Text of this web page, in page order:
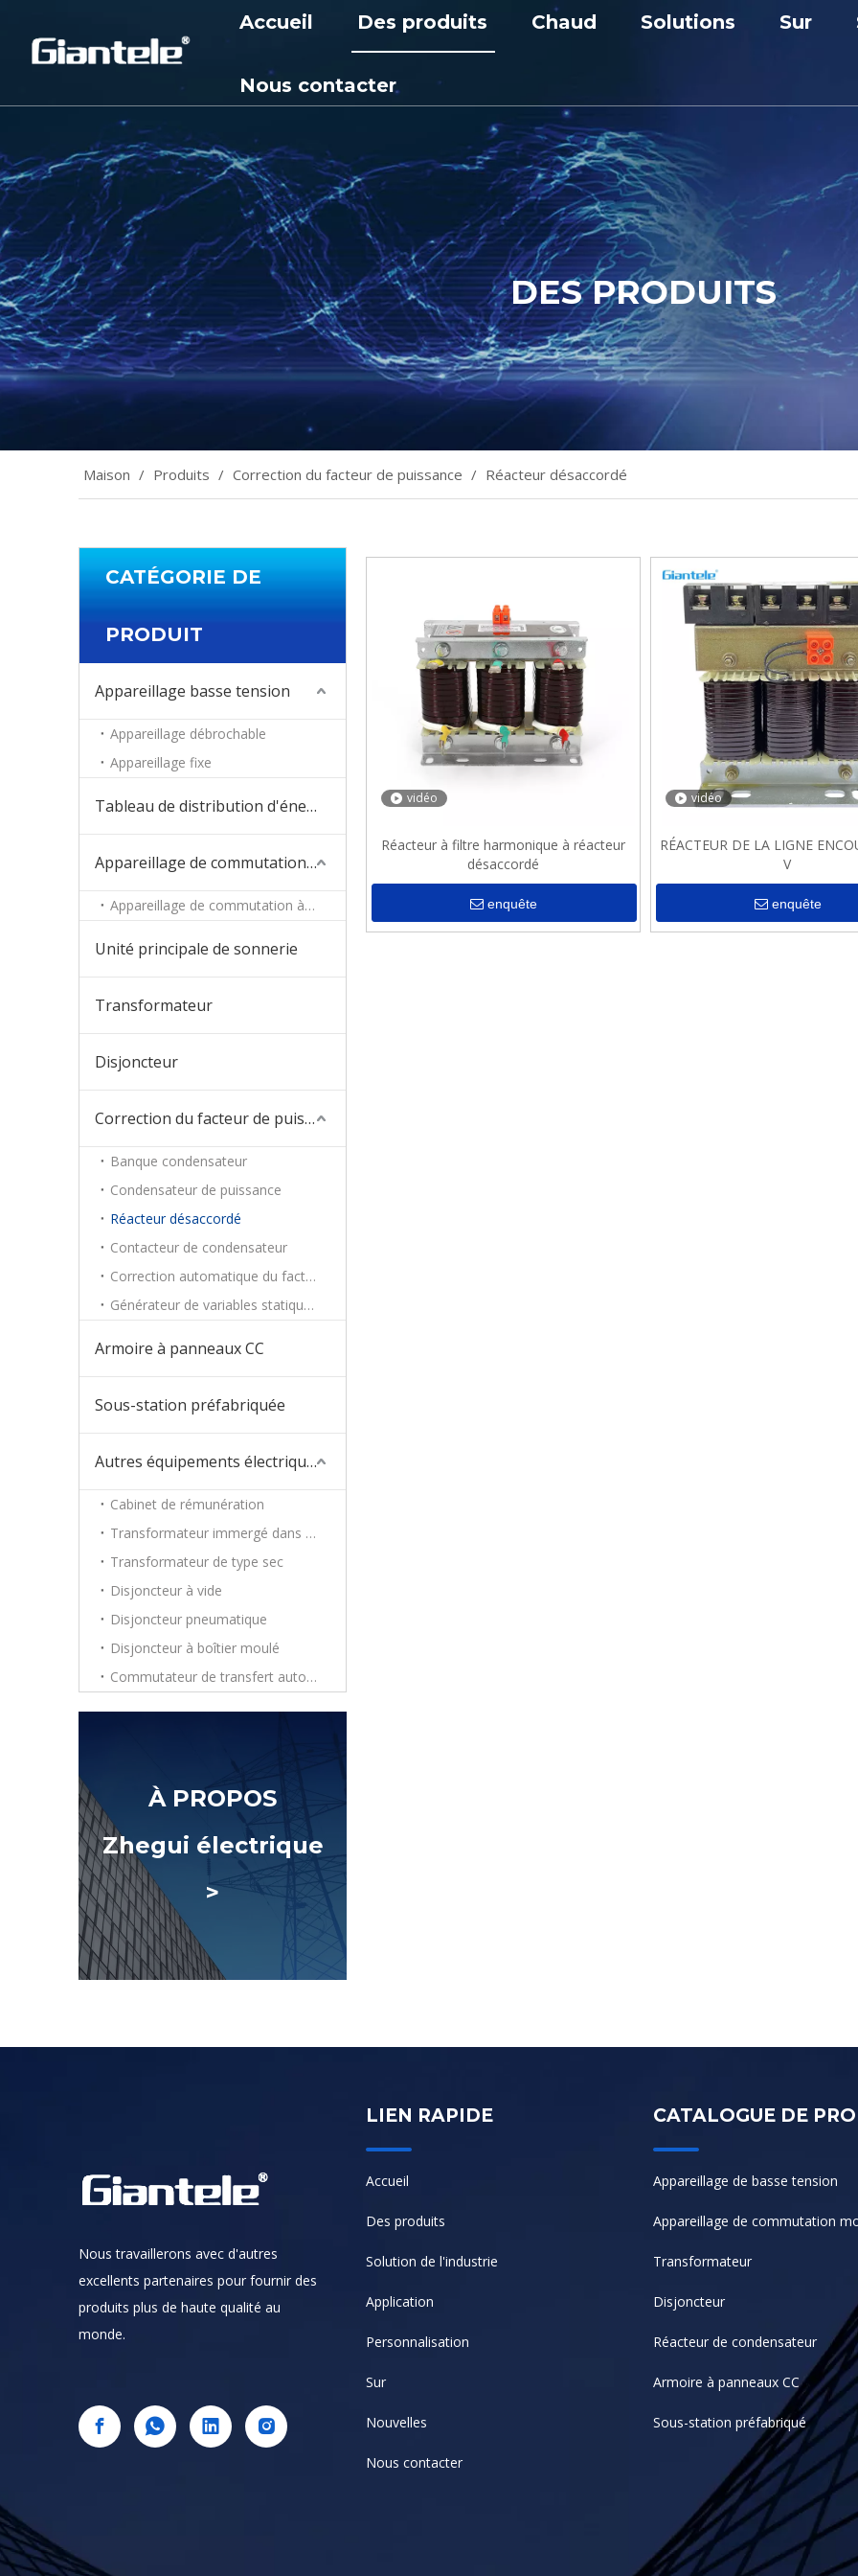
Accueil Des produits
Appareillage moyenne tension
Transformateur
Disjoncteur
Réacteur à condensateur
Armoire à panneaux CC
Sous-station préfabriquée
Chaud
Disjoncteur à vide
Banque condensateur
Unité principale de sonnerie
Solutions
Personnalisation
Sur
Nous contacter
DES PRODUITS
Maison / Produits / Correction du facteur de puissance / Réacteur désaccordé
CATÉGORIE DE
PRODUIT
Appareillage basse tension
Appareillage débrochable
Appareillage fixe
Tableau de distribution d'énergie
Appareillage de commutation moyenne
Appareillage de commutation à revêtement métallique
Unité principale de sonnerie
Transformateur
Disjoncteur
Correction du facteur de puissance
Banque condensateur
Condensateur de puissance
Réacteur désaccordé
Contacteur de condensateur
Correction automatique du facteur de puissance
Générateur de variables statiques
Armoire à panneaux CC
Sous-station préfabriquée
Autres équipements électriques
Cabinet de rémunération
Transformateur immergé dans l'huile
Transformateur de type sec
Disjoncteur à vide
Disjoncteur pneumatique
Disjoncteur à boîtier moulé
Commutateur de transfert automatique
À PROPOS
Zhegui électrique
>
vidéo
Réacteur à filtre harmonique à réacteur
désaccordé
enquête
vidéo
RÉACTEUR DE LA LIGNE
V
enquête
Nous travaillerons avec d'autres
excellents partenaires pour fournir des
produits plus de haute qualité au
monde.
LIEN RAPIDE
Accueil
Des produits
Solution de l'industrie
Application
Personnalisation
Sur
Nouvelles
Nous contacter
CATALOGUE DE
Appareillage de basse tension
Appareillage de commutation
Transformateur
Disjoncteur
Réacteur de condensateur
Armoire à panneaux CC
Sous-station préfabriqué